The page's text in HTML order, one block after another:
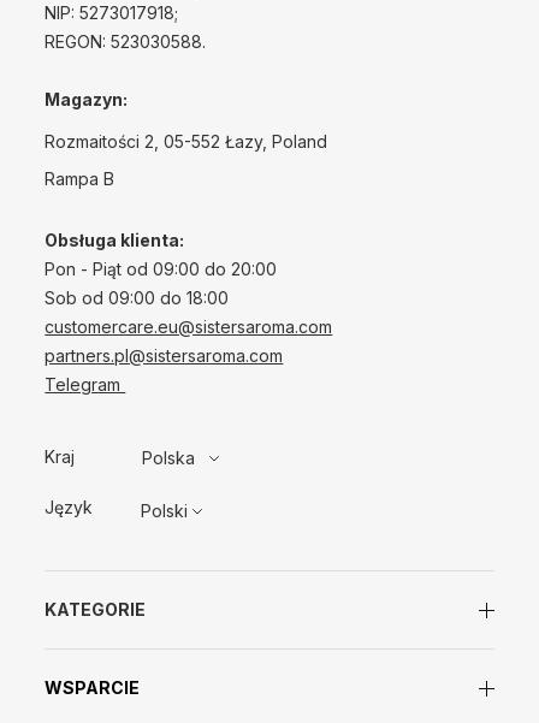
NIP: 5273017918;
REGON: 523030588.
Magazyn:
Rozmaitości 2, 05-552 Łazy, Poland
Rampa B
Obsługa klienta:
Pon - Piąt od 09:00 do 20:00
Sob od 09:00 do 18:00
customercare.eu@sistersaroma.com
partners.pl@sistersaroma.com
Telegram
KATEGORIE
WSPARCIE
Kraj Polska
Język Polski